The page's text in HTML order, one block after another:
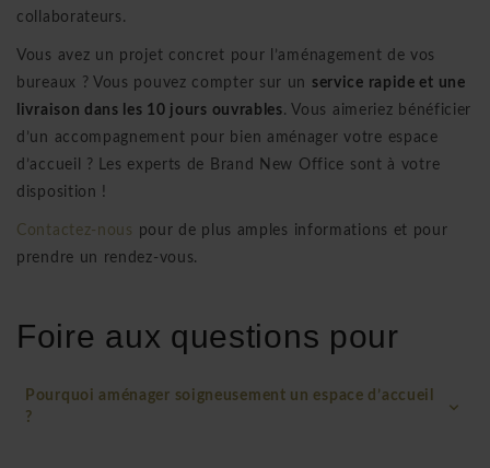
collaborateurs.
Vous avez un projet concret pour l’aménagement de vos
bureaux ? Vous pouvez compter sur un service rapide et une
livraison dans les 10 jours ouvrables. Vous aimeriez bénéficier
d’un accompagnement pour bien aménager votre espace
d’accueil ? Les experts de Brand New Office sont à votre
disposition !
Contactez-nous pour de plus amples informations et pour
prendre un rendez-vous.
Foire aux questions pour
Pourquoi aménager soigneusement un espace d’accueil
?